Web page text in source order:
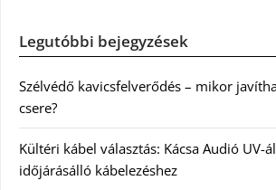
Legutóbbi bejegyzések
Szélvédő kavicsfelverődés – mikor
csere?
Kültéri kábel választás: Kácsa Audió UV-
időjárásálló kábelezéshez